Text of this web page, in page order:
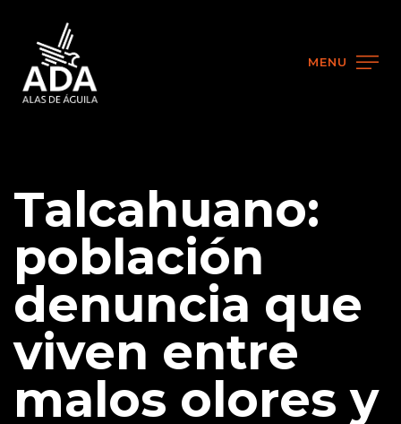
MENU
Talcahuano:
población
denuncia que
viven entre
malos olores y